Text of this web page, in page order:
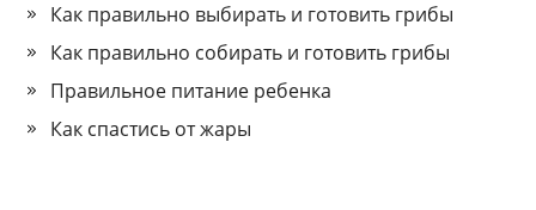
Как правильно выбирать и готовить грибы
Как правильно собирать и готовить грибы
Правильное питание ребенка
Как спастись от жары